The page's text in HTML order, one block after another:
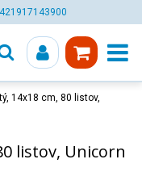
14x18 cm, 80 listov,
listov, Unicorn